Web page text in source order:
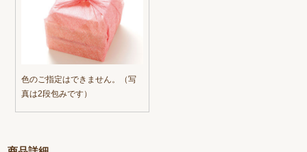
色のご指定はできません。（写
真は2段包みです）